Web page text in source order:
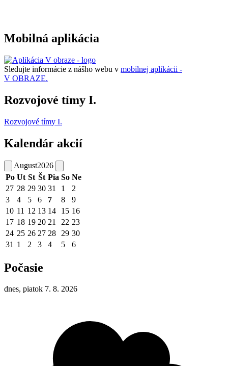
Mobilná aplikácia
Sledujte informácie z nášho webu v mobilnej aplikácii -
V OBRAZE.
Rozvojové tímy I.
Rozvojové tímy I.
Kalendár akcií
August2026
Po Ut St Št Pia So Ne
27 28 29 30 31 1
2
3
4 5 6 7 8
9
10 11 12 13 14 15 16
17 18 19 20 21 22 23
24 25 26 27 28 29 30
31 1 2 3 4 5 6
Počasie
dnes, piatok 7. 8. 2026